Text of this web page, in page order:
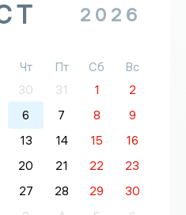
2026
Чт Пт Сб
Вс
30 31 1
2
6 7 8
9
13 14 15
16
20 21 22
23
27 28 29
30